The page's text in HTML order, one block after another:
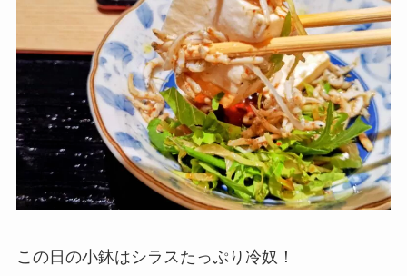
この日の小鉢はシラスたっぷり冷奴！